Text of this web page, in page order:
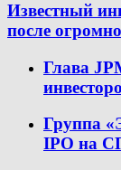
Известный
после
Глава
Группа
IPO на